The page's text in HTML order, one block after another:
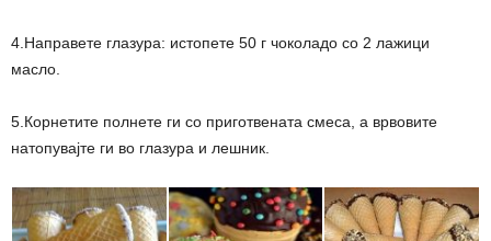
4.Направете глазура: истопете 50 г чоколадо со 2 лажици
масло.
5.Корнетите полнете ги со приготвената смеса, а врвовите
натопувајте ги во глазура и лешник.